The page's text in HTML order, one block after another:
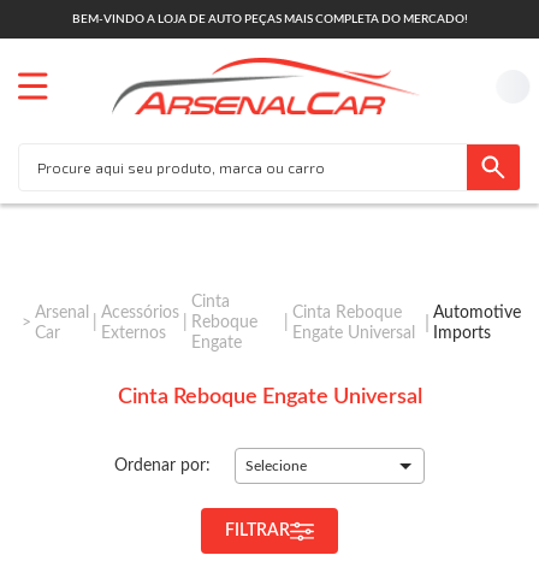
BEM-VINDO A LOJA DE AUTO PEÇAS MAIS COMPLETA DO MERCADO!
Arsenal
Car
Acessórios
Externos
Cinta
Reboque
Engate
Cinta Reboque
Engate Universal
Automotive
Imports
Cinta Reboque Engate Universal
Ordenar por: Selecione
FILTRAR